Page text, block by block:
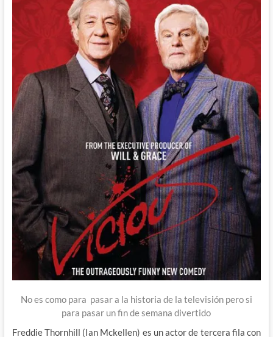
No es como para pasar a la historia de la televisión pero si
para pasar un fin de semana divertido
Freddie Thornhill (Ian Mckellen) es un actor de tercera fila con